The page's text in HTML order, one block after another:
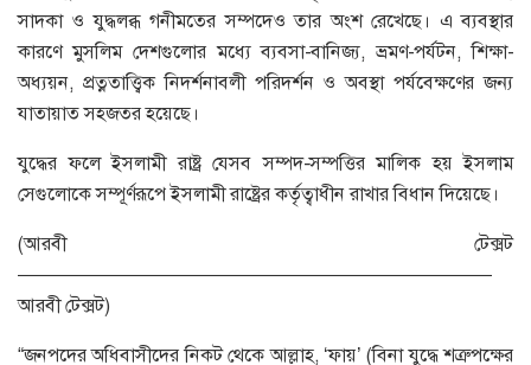
সাদকা ও যুদ্ধলব্ধ গনীমতের সম্পদেও তার অংশ রেখেছে। এ ব্যবস্থার
কারণে মুসলিম দেশগুলোর মধ্যে ব্যবসা-বানিজ্য, ভ্রমণ-পর্যটন, শিক্ষা-
অধ্যয়ন, প্রত্নতাত্ত্বিক নিদর্শনাবলী পরিদর্শন ও অবস্থা পর্যবেক্ষণের জন্য
যাতায়াত সহজতর হয়েছে।
যুদ্ধের ফলে ইসলামী রাষ্ট্র যেসব সম্পদ-সম্পত্তির মালিক হয় ইসলাম
সেগুলোকে সম্পূর্ণরূপে ইসলামী রাষ্ট্রের কর্তৃত্বাধীন রাখার বিধান দিয়েছে।
(আরবী টেক্সট
—————————————————————————
আরবী টেক্সট)
“জনপদের অধিবাসীদের নিকট থেকে আল্লাহ, ‘ফায়’ (বিনা যুদ্ধে শত্রুপক্ষের